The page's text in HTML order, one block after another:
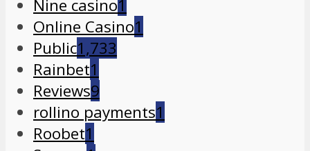
Nine casino1
Online Casino1
Public1,733
Rainbet1
Reviews9
rollino payments1
Roobet1